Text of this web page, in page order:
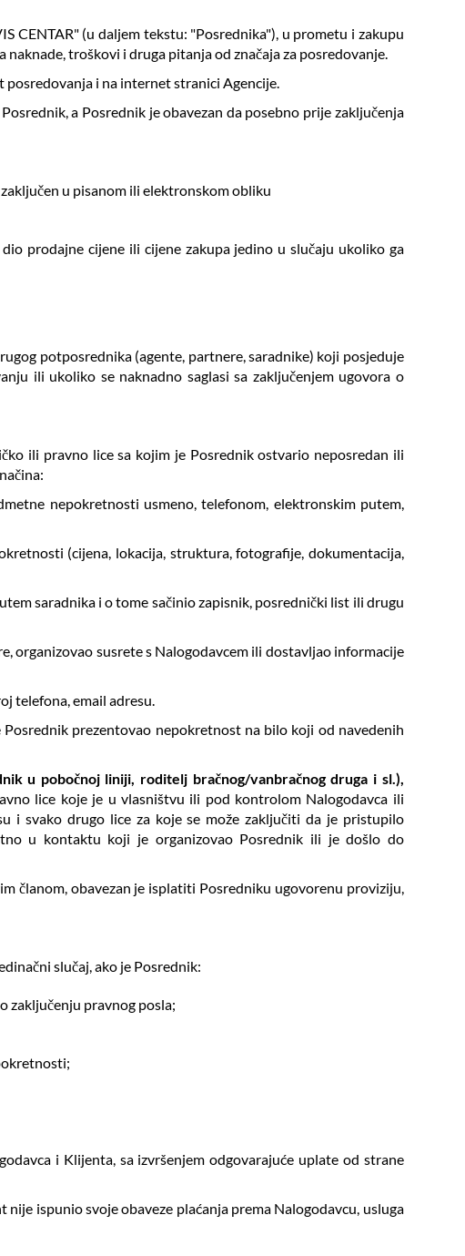
CENTAR" (u daljem tekstu: "Posrednika"), u prometu i zakupu
troškovi i druga pitanja od značaja za posredovanje.
i na internet stranici Agencije.
a Posrednik je obavezan da posebno prije zaključenja
u pisanom ili elektronskom obliku
prodajne cijene ili cijene zakupa jedino u slučaju ukoliko ga
potposrednika (agente, partnere, saradnike) koji posjeduje
ili ukoliko se naknadno saglasi sa zaključenjem ugovora o
ili pravno lice sa kojim je Posrednik ostvario neposredan ili
nepokretnosti usmeno, telefonom, elektronskim putem,
(cijena, lokacija, struktura, fotografije, dokumentacija,
saradnika i o tome sačinio zapisnik, posrednički list ili drugu
organizovao susrete s Nalogodavcem ili dostavljao informacije
telefona, email adresu.
prezentovao nepokretnost na bilo koji od navedenih
u pobočnoj liniji, roditelj bračnog/vanbračnog druga i sl.),
lice koje je u vlasništvu ili pod kontrolom Nalogodavca ili
i svako drugo lice za koje se može zaključiti da je pristupilo
u kontaktu koji je organizovao Posrednik ili je došlo do
članom, obavezan je isplatiti Posredniku ugovorenu proviziju,
slučaj, ako je Posrednik:
zaključenju pravnog posla;
i Klijenta, sa izvršenjem odgovarajuće uplate od strane
ispunio svoje obaveze plaćanja prema Nalogodavcu, usluga